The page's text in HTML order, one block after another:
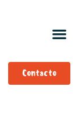
Contacto